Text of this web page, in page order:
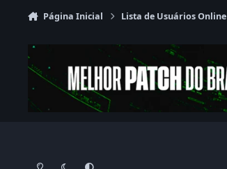
Página Inicial Lista de Usuários Online
Modo ClaroDark ModeSystem Preference